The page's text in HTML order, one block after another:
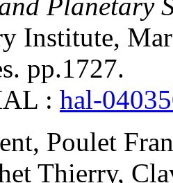
Planetary
Institute,
pp.1727.
: hal-
, Poulet
Thierry,